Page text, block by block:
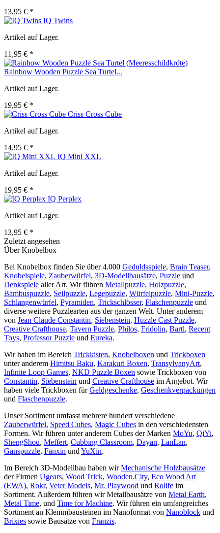
13,95 € *
IQ Twins
Artikel auf Lager.
11,95 € *
Rainbow Wooden Puzzle Sea Turtel...
Artikel auf Lager.
19,95 € *
Criss Cross Cube
Artikel auf Lager.
14,95 € *
IQ Mini XXL
Artikel auf Lager.
19,95 € *
IQ Perplex
Artikel auf Lager.
13,95 € *
Zuletzt angesehen
Über Knobelbox
Bei Knobelbox finden Sie über 4.000 Geduldsspiele, Brain Teaser,
Knobelspiele, Zauberwürfel, 3D-Modellbausätze, Puzzle und
Denkspiele aller Art. Wir führen Metallpuzzle, Holzpuzzle,
Bambuspuzzle, Seilpuzzle, Legepuzzle, Würfelpuzzle, Mini-Puzzle,
Schlangenwürfel, Pyramiden, Trickschlösser, Flaschenpuzzle und
diverse weitere Puzzlearten aus der ganzen Welt. Unter anderem
von Jean Claude Constantin, Siebenstein, Huzzle Cast Puzzle,
Creative Crafthouse, Tavern Puzzle, Philos, Fridolin, Bartl, Recent
Toys, Professor Puzzle und Eureka.
Wir haben im Bereich Trickkisten, Knobelboxen und Trickboxen
unter anderem Himitsu Baku, Karakuri Boxen, TransylvanyArt,
Infinite Loop Games, NKD Puzzle Boxen sowie Trickboxen von
Constantin, Siebenstein und Creative Crafthouse im Angebot. Wir
haben viele Trickboxen fürGeldgeschenke, Geschenkverpackungen
und Flaschenpuzzle.
Unser Sortiment umfasst mehrere hundert verschiedene
Zauberwürfel, Speed Cubes, Magic Cubes in den verschiedensten
Formen. Wir führen unter anderem Cubes der Marken MoYu, QiYi,
ShengShou, Meffert, Cubbing Classroom, Dayan, LanLan,
Ganspuzzle, Fanxin und YuXin.
Im Bereich 3D-Modellbau haben wirMechanische Holzbausätze
der Firmen Ugears, Wood Trick, Wooden.City, Eco Wood Art
(EWA), Rokr, Veter Models, Mr. Playwood und Rolife im
Sortiment. Außerdem führen wir Metallbausätze von Metal Earth,
Metal Time, und Time for Machine. Wir führen ein umfangreiches
Sortiment an Klemmbausteinen im Nanoformat von Nanoblock und
Brixies sowie Bausätze von Franzis.